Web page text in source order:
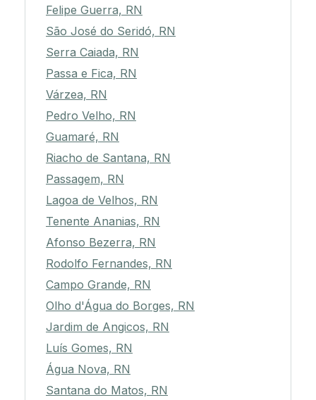
Felipe Guerra, RN
São José do Seridó, RN
Serra Caiada, RN
Passa e Fica, RN
Várzea, RN
Pedro Velho, RN
Guamaré, RN
Riacho de Santana, RN
Passagem, RN
Lagoa de Velhos, RN
Tenente Ananias, RN
Afonso Bezerra, RN
Rodolfo Fernandes, RN
Campo Grande, RN
Olho d'Água do Borges, RN
Jardim de Angicos, RN
Luís Gomes, RN
Água Nova, RN
Santana do Matos, RN